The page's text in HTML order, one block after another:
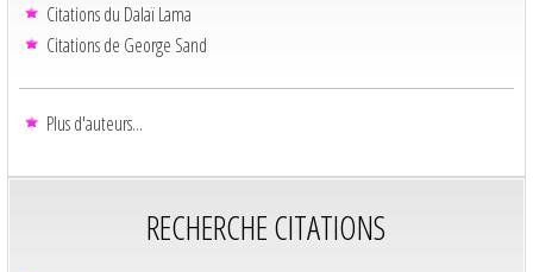
Citations du Dalaï Lama
Citations de George Sand
Plus d'auteurs...
RECHERCHE CITATIONS